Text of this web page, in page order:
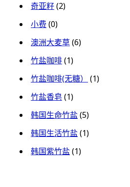
奇亚籽(2)
小费 (0)
澳洲大麦草(6)
竹盐咖啡(1)
竹盐咖啡(无糖）
(1)
竹盐香皂 (1)
韩国生命竹盐(5)
韩国生活竹盐(1)
韩国紫竹盐(1)